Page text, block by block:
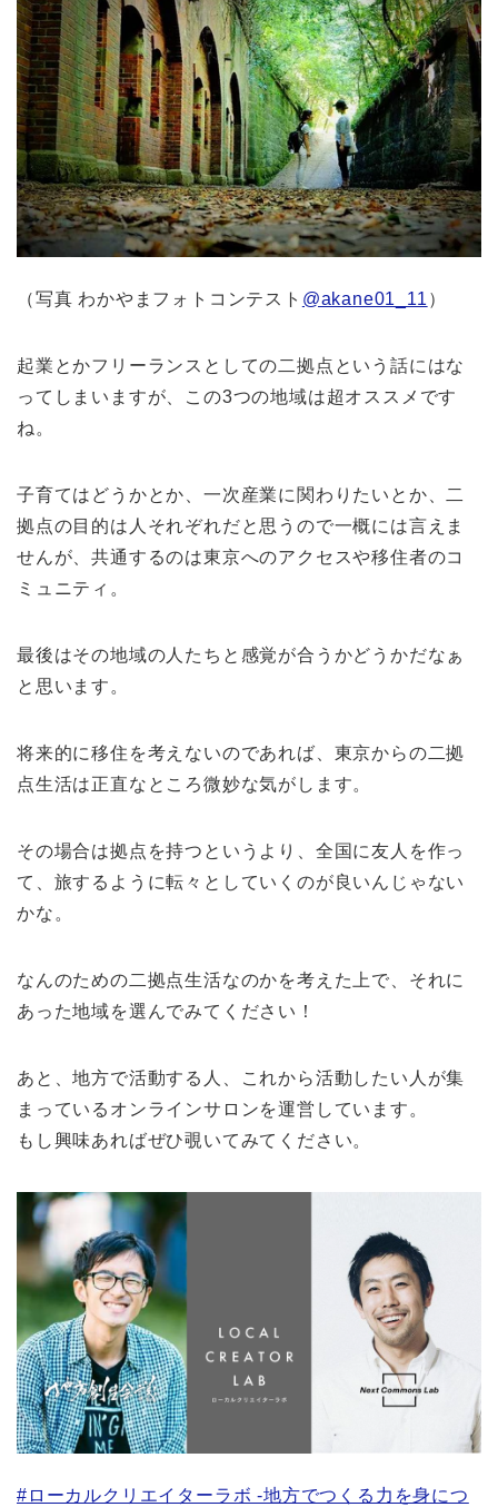
（写真 わかやまフォトコンテスト @akane01_11 ）
起業とかフリーランスとしての二拠点という話にはな
ってしまいますが、この3つの地域は超オススメです
ね。
子育てはどうかとか、一次産業に関わりたいとか、二
拠点の目的は人それぞれだと思うので一概には言えま
せんが、共通するのは東京へのアクセスや移住者のコ
ミュニティ。
最後はその地域の人たちと感覚が合うかどうかだなぁ
と思います。
将来的に移住を考えないのであれば、東京からの二拠
点生活は正直なところ微妙な気がします。
その場合は拠点を持つというより、全国に友人を作っ
て、旅するように転々としていくのが良いんじゃない
かな。
なんのための二拠点生活なのかを考えた上で、それに
あった地域を選んでみてください！
あと、地方で活動する人、これから活動したい人が集
まっているオンラインサロンを運営しています。
もし興味あればぜひ覗いてみてください。
#ローカルクリエイターラボ -地方でつくる力を身につ